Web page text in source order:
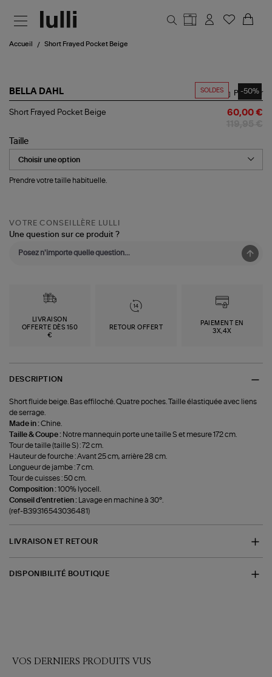
Accueil Short Frayed Pocket Beige
SOLDES -50%
BELLA DAHL
Short
Beige
Partager
Short Frayed Pocket Beige 60,00 €
Taille
Prendre votre taille habituelle.
VOTRE CONSEILLÈRE LULLI
Une question sur ce produit ?
LIVRAISON
OFFERTE DÈS 150
€
RETOUR OFFERT
PAIEMENT EN
3X,4X
DESCRIPTION
Short fluide beige. Bas effiloché. Quatre poches. Taille élastiquée avec liens
de serrage.
Made in :Chine.
Taille & Coupe : Notre mannequin porte une taille S et mesure 172 cm.
Tour de taille (taille S) : 72 cm.
Hauteur de fourche : Avant 25 cm, arrière 28 cm.
Longueur de jambe : 7 cm.
Tour de cuisses : 50 cm.
Composition :100% lyocell.
Conseil d'entretien :
Lavage en machine à 30°.
(ref-B39316543036481)
LIVRAISON ET RETOUR
DISPONIBILITÉ BOUTIQUE
VOS DERNIERS PRODUITS VUS